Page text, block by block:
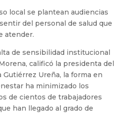
local se plantean audiencias
del personal de salud que
atender.
de sensibilidad institucional
calificó la presidenta del
Gutiérrez Ureña, la forma en
ha minimizado los
de cientos de trabajadores
han llegado al grado de